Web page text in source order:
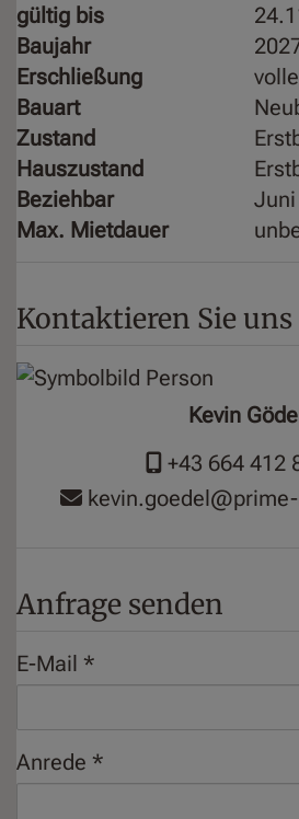
gültig bis
Baujahr
Erschließung
Bauart
Zustand
Hauszustand
Beziehbar
Max. Mietdauer
Kontaktieren Sie uns
Kevin Gödel
+43 664 412
Anfrage senden
E-Mail
Anrede